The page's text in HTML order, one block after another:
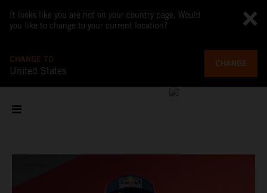
It looks like you are not on your country page. Would
you like to change to your current location?
CHANGE TO
United States
CHANGE